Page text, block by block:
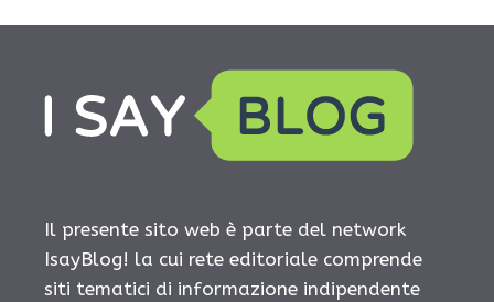
Il presente sito web è parte del network
IsayBlog! la cui rete editoriale comprende
siti tematici di informazione indipendente